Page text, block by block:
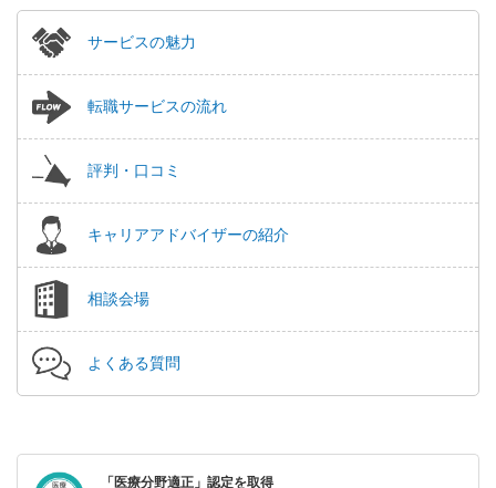
サービスの魅力
転職サービスの流れ
評判・口コミ
キャリアアドバイザーの紹介
相談会場
よくある質問
「医療分野適正」認定を取得